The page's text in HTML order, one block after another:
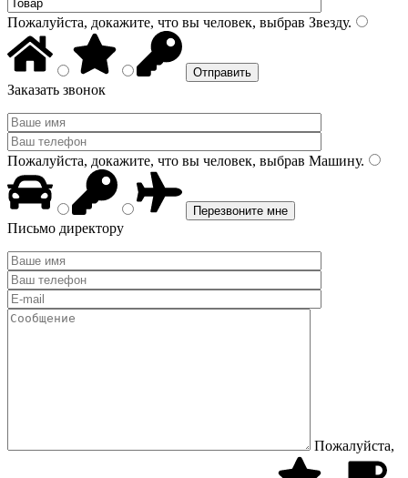
Пожалуйста, докажите, что вы человек, выбрав Звезду.
Заказать звонок
Пожалуйста, докажите, что вы человек, выбрав Машину.
Письмо директору
Пожалуйста,